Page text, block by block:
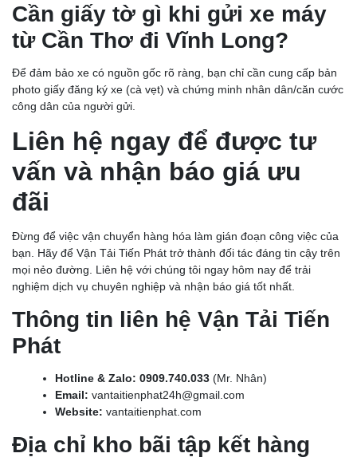
Cần giấy tờ gì khi gửi xe máy
từ Cần Thơ đi Vĩnh Long?
Để đảm bảo xe có nguồn gốc rõ ràng, bạn chỉ cần cung cấp bản
photo giấy đăng ký xe (cà vẹt) và chứng minh nhân dân/căn cước
công dân của người gửi.
Liên hệ ngay để được tư
vấn và nhận báo giá ưu
đãi
Đừng để việc vận chuyển hàng hóa làm gián đoạn công việc của
bạn. Hãy để Vận Tải Tiến Phát trở thành đối tác đáng tin cậy trên
mọi nẻo đường. Liên hệ với chúng tôi ngay hôm nay để trải
nghiệm dịch vụ chuyên nghiệp và nhận báo giá tốt nhất.
Thông tin liên hệ Vận Tải Tiến
Phát
Hotline & Zalo: 0909.740.033 (Mr. Nhân)
Email: vantaitienphat24h@gmail.com
Website: vantaitienphat.com
Địa chỉ kho bãi tập kết hàng
CHÀNH XE VĨNH LONG: GIÁ CƯỚC RẺ, GIAO NHẬN
CHÀNH XE CẦN THƠ: CHỈ 750Đ/KG, GIÁ TIẾT KIỆM,
CHIẾT KHẤU HẤP DẪN